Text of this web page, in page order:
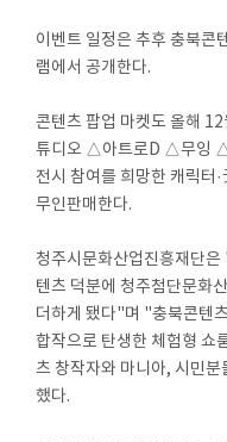
이벤트 일정은 추후 충북콘
램에서 공개한다.
콘텐츠 팝업 마켓도 올해
튜디오 △아트로D △무잉
전시 참여를 희망한 캐릭터
무인판매한다.
청주시문화산업진흥재단
텐츠 덕분에 청주첨단문화
더하게 됐다"며 "충북콘텐
합작으로 탄생한 체험형 쇼
츠 창작자와 마니아, 시민
했다.